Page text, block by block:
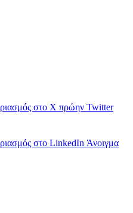
στο X πρώην Twitter
στο LinkedIn Άνοιγμα